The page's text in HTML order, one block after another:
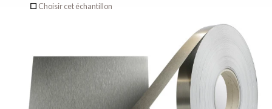
Choisir cet échantillon